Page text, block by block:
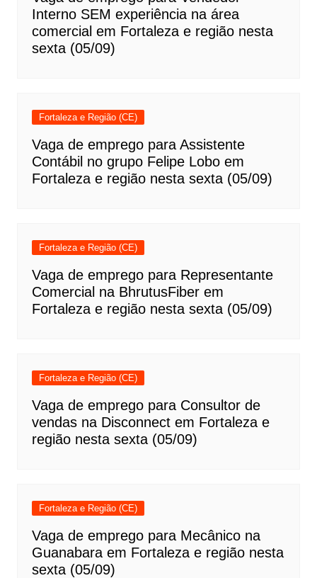
Interno SEM experiência na área
comercial em Fortaleza e região nesta
sexta (05/09)
Fortaleza e Região (CE)
Vaga de emprego para Assistente
Contábil no grupo Felipe Lobo em
Fortaleza e região nesta sexta (05/09)
Fortaleza e Região (CE)
Vaga de emprego para Representante
Comercial na BhrutusFiber em
Fortaleza e região nesta sexta (05/09)
Fortaleza e Região (CE)
Vaga de emprego para Consultor de
vendas na Disconnect em Fortaleza e
região nesta sexta (05/09)
Fortaleza e Região (CE)
Vaga de emprego para Mecânico na
Guanabara em Fortaleza e região nesta
sexta (05/09)